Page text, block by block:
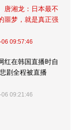
唐湘龙：日本最不
噩梦，就是真正强
09:57:46
红在韩国直播时自
剧全程被直播
09:21:46